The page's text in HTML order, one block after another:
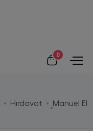
0
Hırdavat
Manuel El